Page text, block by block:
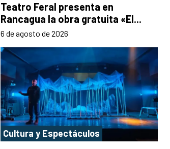
Teatro Feral presenta en
Rancagua la obra gratuita «El...
6 de agosto de 2026
Cultura y Espectáculos